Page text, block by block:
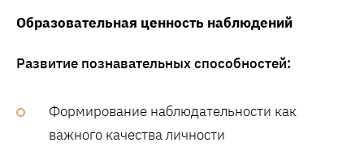
Образовательная ценность наблюдений
Развитие познавательных способностей:
Формирование наблюдательности как
важного качества личности